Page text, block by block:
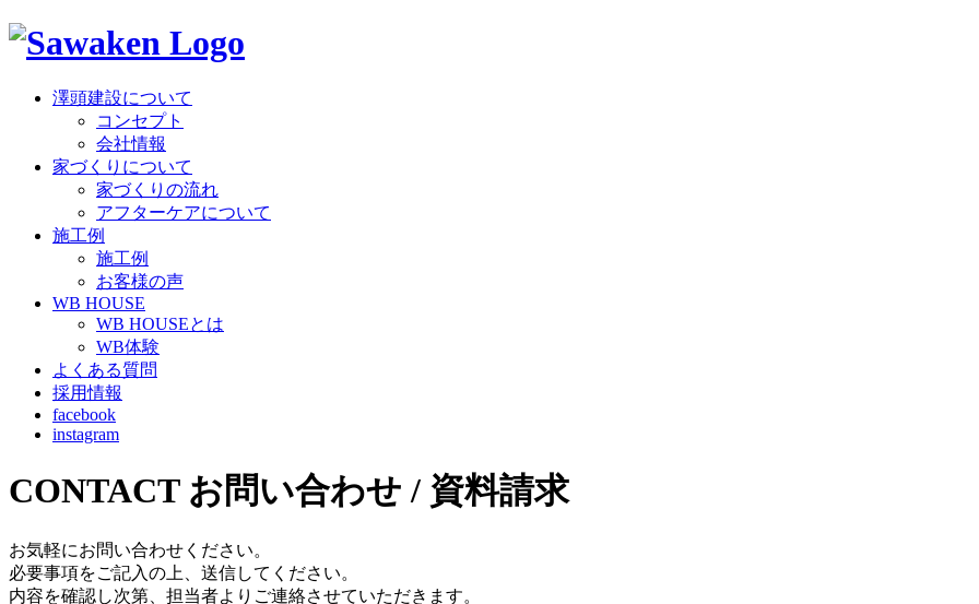
澤頭建設について
コンセプト
会社情報
家づくりについて
家づくりの流れ
アフターケアについて
施工例
施工例
お客様の声
WB HOUSE
WB HOUSEとは
WB体験
よくある質問
採用情報
facebook
instagram
CONTACT お問い合わせ / 資料請求
お気軽にお問い合わせください。
必要事項をご記入の上、送信してください。
内容を確認し次第、担当者よりご連絡させていただきます。